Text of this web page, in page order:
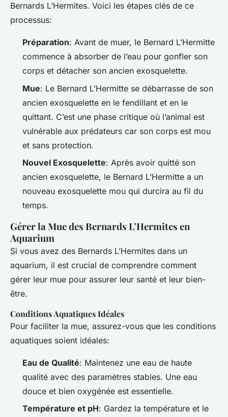
Bernards L’Hermites. Voici les étapes clés de ce
processus:
Préparation: Avant de muer, le Bernard L’Hermitte
commence à absorber de l’eau pour gonfler son
corps et détacher son ancien exosquelette.
Mue: Le Bernard L’Hermitte se débarrasse de son
ancien exosquelette en le fendillant et en le
quittant. C’est une phase critique où l’animal est
vulnérable aux prédateurs car son corps est mou
et sans protection.
Nouvel Exosquelette: Après avoir quitté son
ancien exosquelette, le Bernard L’Hermitte a un
nouveau exosquelette mou qui durcira au fil du
temps.
Gérer la Mue des Bernards L’Hermites en
Aquarium
Si vous avez des Bernards L’Hermites dans un
aquarium, il est crucial de comprendre comment
gérer leur mue pour assurer leur santé et leur bien-
être.
Conditions Aquatiques Idéales
Pour faciliter la mue, assurez-vous que les conditions
aquatiques soient idéales:
Eau de Qualité: Maintenez une eau de haute
qualité avec des paramètres stables. Une eau
douce et bien oxygénée est essentielle.
Température et pH: Gardez la température et le